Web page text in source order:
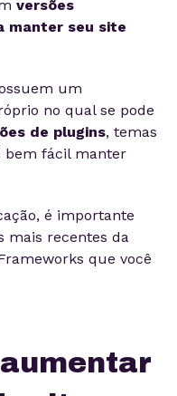
versões
manter seu site
um
no qual se pode
de plugins, temas
bem fácil manter
é importante
mais recentes da
que você